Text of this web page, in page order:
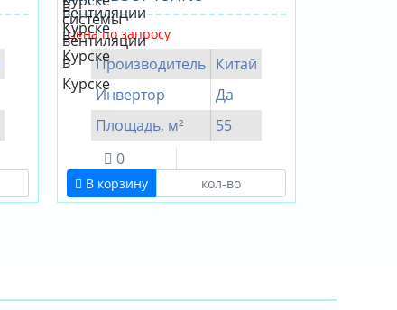
Цена по запросу
Производитель Китай
Инвертор
Да
Площадь, м²
55
0
В корзину